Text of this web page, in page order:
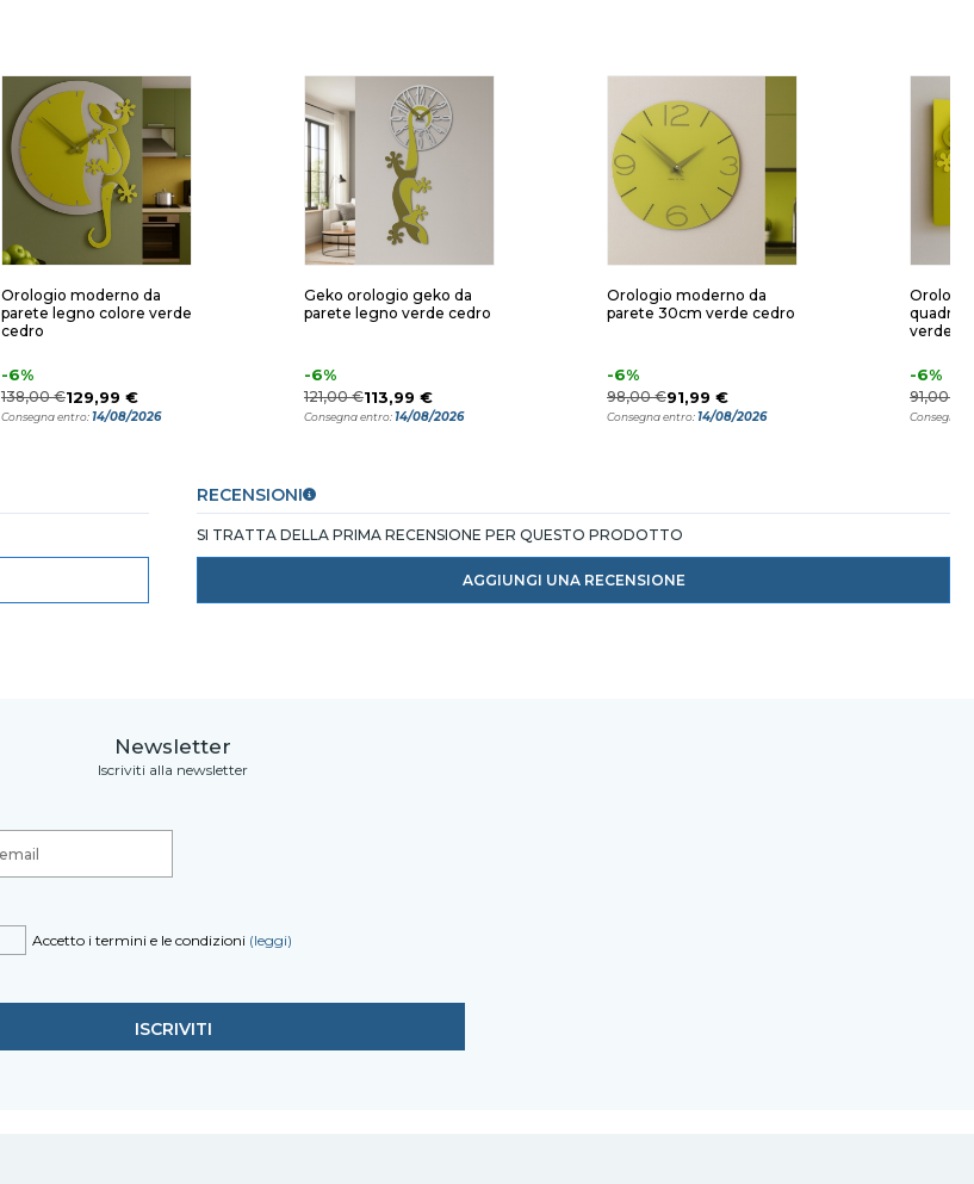
Orologio moderno da
parete legno colore verde
cedro
-6%
138,00 €129,99 €
Consegna entro:14/08/2026
Geko orologio geko da
parete legno verde cedro
-6%
121,00 €113,99 €
Consegna entro:14/08/2026
Orologio moderno da
parete 30cm verde cedro
-6%
98,00 €91,99 €
Consegna entro:14/08/2026
verde
-6%
91,00 €
Consegna
RECENSIONI
SI TRATTA DELLA PRIMA RECENSIONE PER QUESTO PRODOTTO
AGGIUNGI UNA RECENSIONE
Newsletter
Iscriviti alla newsletter
Accetto i termini e le condizioni (leggi)